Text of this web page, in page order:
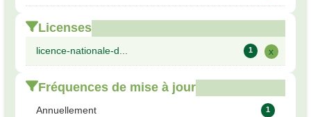
Licenses
licence-nationale-d... 1 x
Fréquences de mise à jour
Annuellement 1